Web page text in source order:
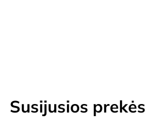
Susijusios prekės